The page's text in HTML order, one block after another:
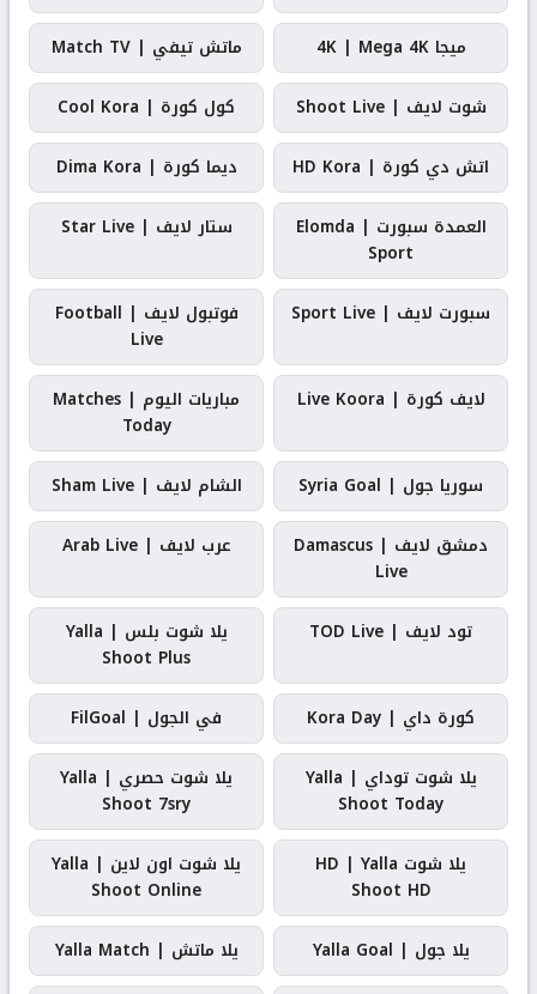
ميجا 4K | Mega 4K
ماتش تيفي | Match TV
شوت لايف | Shoot Live
كول كورة | Cool Kora
اتش دي كورة | HD Kora
ديما كورة | Dima Kora
العمدة سبورت | Elomda
Sport
ستار لايف | Star Live
سبورت لايف | Sport Live
فوتبول لايف | Football
Live
لايف كورة | Live Koora
مباريات اليوم | Matches
Today
سوريا جول | Syria Goal
الشام لايف | Sham Live
دمشق لايف | Damascus
Live
عرب لايف | Arab Live
تود لايف | TOD Live
يلا شوت بلس | Yalla
Shoot Plus
كورة داي | Kora Day
في الجول | FilGoal
يلا شوت توداي | Yalla
Shoot Today
يلا شوت حصري | Yalla
Shoot 7sry
يلا شوت HD | Yalla
Shoot HD
يلا شوت اون لاين | Yalla
Shoot Online
يلا جول | Yalla Goal
يلا ماتش | Yalla Match